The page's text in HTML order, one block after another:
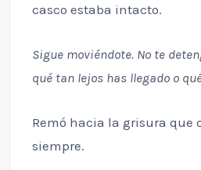
casco estaba intacto.
Sigue moviéndote. No te
qué tan lejos has llegado o
Remó hacia la grisura que
siempre.